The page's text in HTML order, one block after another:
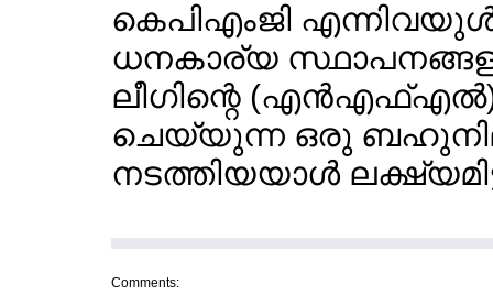
കെപിഎംജി
ധനകാര്യ
ലീഗിന്റെ
ചെയ്യുന്ന ഒരു ബഹുനില
നടത്തിയയാള്‍
Comments: